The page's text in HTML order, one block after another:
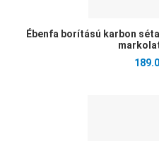
Ébenfa borítású karbon